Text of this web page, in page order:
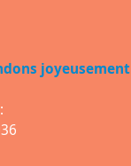
joyeusement